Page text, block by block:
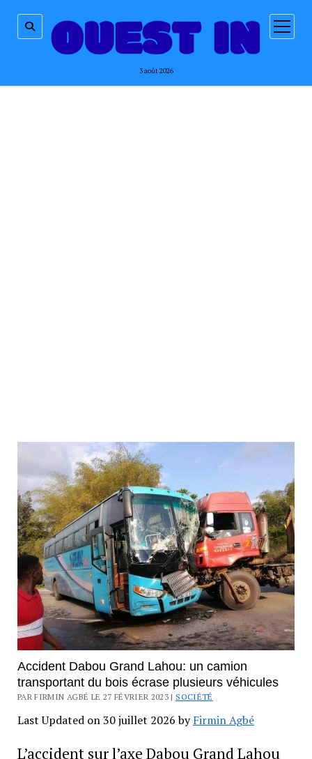
3 août 2026
ouvrir
menu
Accident Dabou Grand Lahou: un camion
transportant du bois écrase plusieurs véhicules
PAR FIRMIN AGBÉ LE 27 FÉVRIER 2023 | SOCIÉTÉ
Last Updated on 30 juillet 2026 byFirmin Agbé
L’accident sur l’axe Dabou Grand Lahou